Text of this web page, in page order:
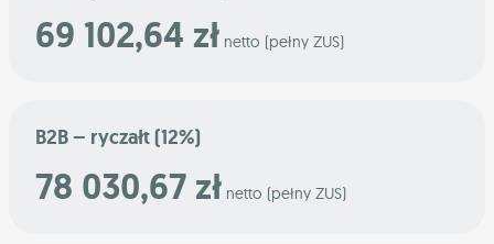
69 102,64 zł netto (pełny ZUS)
B2B – ryczałt (12%)
78 030,67 zł netto (pełny ZUS)